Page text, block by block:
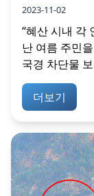
2023-11-02
“혜산 시내 각
난 여름 주민
국경 차단물
더보기